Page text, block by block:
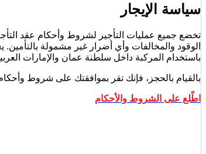
سياسة الإيجار
تخضع جميع عمليات التأجير لشروط وأحكام عقد
باستخدام المركبة داخل سلطنة عمان والإمارات
بالقيام بالحجز، فإنك تقر بموافقتك على شروط
اطّلع على الشروط والأحكام